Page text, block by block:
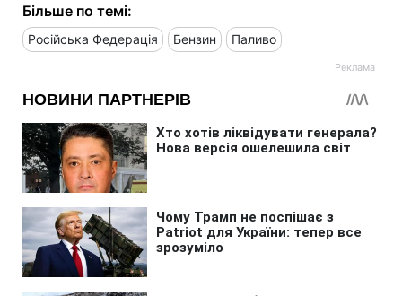
Більше по темі:
Російська Федерація Бензин Паливо